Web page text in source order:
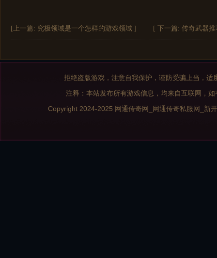
[上一篇: 究极领域是一个怎样的游戏领域 ] [ 下一篇: 传奇武器
拒绝盗版游戏，注意自我保护，谨防受骗上当，
注释：本站发布所有游戏信息，均来自互联网，
Copyright 2024-2025 网通传奇网_网通传奇私服网_新